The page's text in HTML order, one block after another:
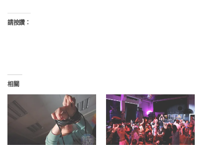
請按讚：
相關